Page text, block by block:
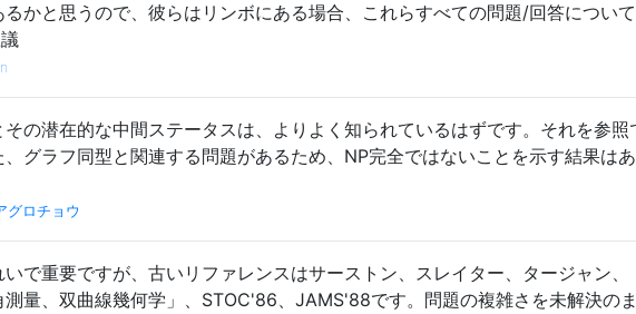
かと思うので、彼らはリンボにある場合、これらすべての問題/回答について
その潜在的な中間ステータスは、よりよく知られているはずです。それを参照
グラフ同型と関連する問題があるため、NP完全ではないことを示す結果はあ
グロチョウ
いで重要ですが、古いリファレンスはサーストン、スレイター、タージャン、
測量、双曲線幾何学」、STOC'86、JAMS'88です。問題の複雑さを未解決の